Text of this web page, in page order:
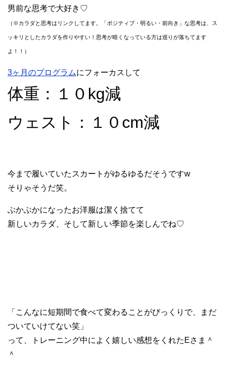
男前な思考で大好き♡
（※カラダと思考はリンクしてます。「ポジティブ・明るい・前向き」な思考は、ス
ッキリとしたカラダを作りやすい！思考が暗くなっている方は巡りが落ちてます
よ！！）
3ヶ月のプログラムにフォーカスして
体重：１０kg減
ウェスト：１０cm減
今まで履いていたスカートがゆるゆるだそうですw
そりゃそうだ笑。
ぶかぶかになったお洋服は潔く捨てて
新しいカラダ、そして新しい季節を楽しんでね♡
「こんなに短期間で食べて変わることがびっくりで、まだ
ついていけてない笑」
って、トレーニング中によく嬉しい感想をくれたEさま＾
＾